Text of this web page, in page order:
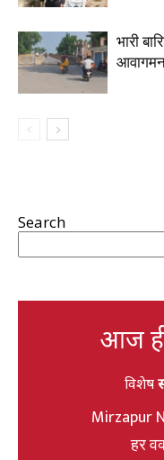
भारी
आवागमन
Search
आज
विशेष
Mirzapur
हर